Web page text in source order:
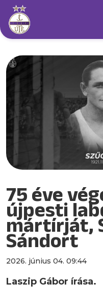
75 éve
újpesti
mártírját,
Sándort
2026. június 04. 09:44
Laszip Gábor írása.